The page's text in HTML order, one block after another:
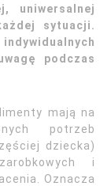
uniwersalnej
sytuacji.
podczas
mają na
potrzeb
dziecka)
i
Oznacza